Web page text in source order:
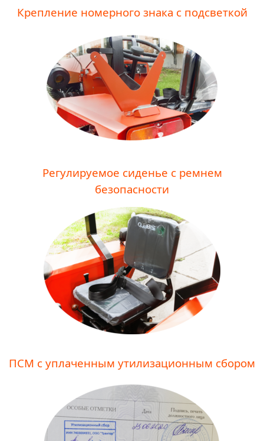
Крепление номерного знака с подсветкой
Регулируемое сиденье с ремнем
безопасности
ПСМ с уплаченным утилизационным сбором